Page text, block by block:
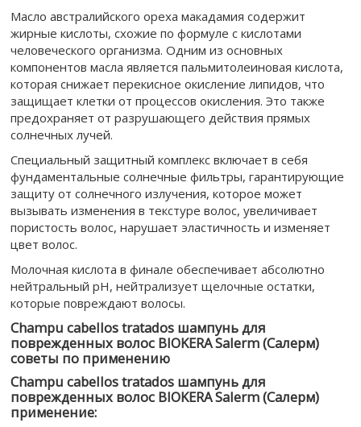
Масло австралийского ореха макадамия содержит
жирные кислоты, схожие по формуле с кислотами
человеческого организма. Одним из основных
компонентов масла является пальмитолеиновая кислота,
которая снижает перекисное окисление липидов, что
защищает клетки от процессов окисления. Это также
предохраняет от разрушающего действия прямых
солнечных лучей.
Специальный защитный комплекс включает в себя
фундаментальные солнечные фильтры, гарантирующие
защиту от солнечного излучения, которое может
вызывать изменения в текстуре волос, увеличивает
пористость волос, нарушает эластичность и изменяет
цвет волос.
Молочная кислота в финале обеспечивает абсолютно
нейтральный pH, нейтрализует щелочные остатки,
которые повреждают волосы.
Champu cabellos tratados шампунь для
поврежденных волос BIOKERA Salerm (Cалерм)
советы по применению
Champu cabellos tratados шампунь для
поврежденных волос BIOKERA Salerm (Cалерм)
применение: